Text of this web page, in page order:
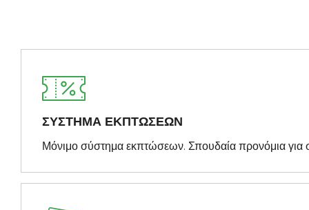
ΣΥΣΤΗΜΑ ΕΚΠΤΩΣΕΩΝ
Μόνιμο σύστημα εκπτώσεων. Σπουδαία προνόμια για